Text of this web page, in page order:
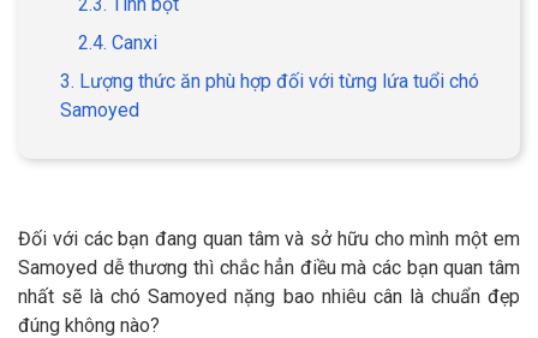
GIỚI THIỆU
DỊCH VỤ
Dịch vụ cắt tỉa lông chó
mèo
Dịch vụ huấn luyện chó
2.4. Canxi
3. Lượng thức ăn phù hợp đối với từng lứa tuổi chó
Samoyed
Đối với các bạn đang quan tâm và sở hữu cho mình một em
Samoyed dễ thương thì chắc hẳn điều mà các bạn quan tâm
nhất sẽ là chó Samoyed nặng bao nhiêu cân là chuẩn đẹp
đúng không nào?